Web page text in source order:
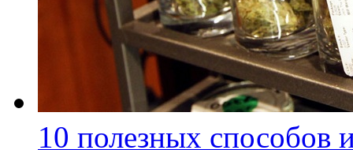
10 полезных способов